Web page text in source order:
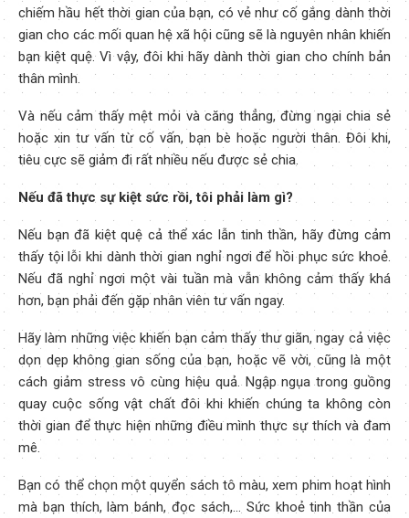
chiếm hầu hết thời gian của bạn, có vẻ như cố gắng dành thời
gian cho các mối quan hệ xã hội cũng sẽ là nguyên nhân khiến
bạn kiệt quệ. Vì vậy, đôi khi hãy dành thời gian cho chính bản
thân mình.
Và nếu cảm thấy mệt mỏi và căng thẳng, đừng ngại chia sẻ
hoặc xin tư vấn từ cố vấn, bạn bè hoặc người thân. Đôi khi,
tiêu cực sẽ giảm đi rất nhiều nếu được sẻ chia.
Nếu đã thực sự kiệt sức rồi, tôi phải làm gì?
Nếu bạn đã kiệt quệ cả thể xác lẫn tinh thần, hãy đừng cảm
thấy tội lỗi khi dành thời gian nghỉ ngơi để hồi phục sức khoẻ.
Nếu đã nghỉ ngơi một vài tuần mà vẫn không cảm thấy khá
hơn, bạn phải đến gặp nhân viên tư vấn ngay.
Hãy làm những việc khiến bạn cảm thấy thư giãn, ngay cả việc
dọn dẹp không gian sống của bạn, hoặc vẽ vời, cũng là một
cách giảm stress vô cùng hiệu quả. Ngập ngụa trong guồng
quay cuộc sống vật chất đôi khi khiến chúng ta không còn
thời gian để thực hiện những điều mình thực sự thích và đam
mê.
Bạn có thể chọn một quyển sách tô màu, xem phim hoạt hình
mà bạn thích, làm bánh, đọc sách,… Sức khoẻ tinh thần của